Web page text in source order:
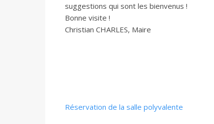
suggestions qui sont les bienvenus !
Bonne visite !
Christian CHARLES, Maire
Réservation de la salle polyvalente